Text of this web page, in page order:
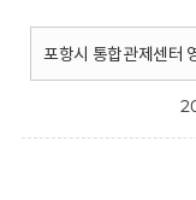
포항시 통합관제센터